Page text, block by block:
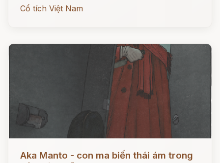
Cổ tích Việt Nam
Aka Manto - con ma biến thái ám trong